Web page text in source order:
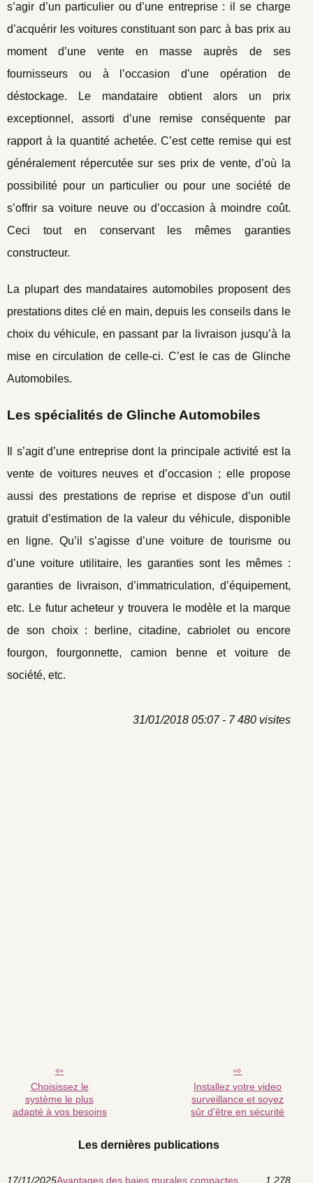
s’agir d’un particulier ou d’une entreprise : il se charge
d’acquérir les voitures constituant son parc à bas prix au
moment d’une vente en masse auprès de ses
fournisseurs ou à l’occasion d’une opération de
déstockage. Le mandataire obtient alors un prix
exceptionnel, assorti d’une remise conséquente par
rapport à la quantité achetée. C’est cette remise qui est
généralement répercutée sur ses prix de vente, d’où la
possibilité pour un particulier ou pour une société de
s’offrir sa voiture neuve ou d’occasion à moindre coût.
Ceci tout en conservant les mêmes garanties
constructeur.
La plupart des mandataires automobiles proposent des
prestations dites clé en main, depuis les conseils dans le
choix du véhicule, en passant par la livraison jusqu’à la
mise en circulation de celle-ci. C’est le cas de Glinche
Automobiles.
Les spécialités de Glinche Automobiles
Il s’agit d’une entreprise dont la principale activité est la
vente de voitures neuves et d’occasion ; elle propose
aussi des prestations de reprise et dispose d’un outil
gratuit d’estimation de la valeur du véhicule, disponible
en ligne. Qu’il s’agisse d’une voiture de tourisme ou
d’une voiture utilitaire, les garanties sont les mêmes :
garanties de livraison, d’immatriculation, d’équipement,
etc. Le futur acheteur y trouvera le modèle et la marque
de son choix : berline, citadine, cabriolet ou encore
fourgon, fourgonnette, camion benne et voiture de
société, etc.
31/01/2018 05:07 - 7 480 visites
Choisissez le
système le plus
adapté à vos besoins
Installez votre video
surveillance et soyez
sûr d'être en sécurité
Les dernières publications
17/11/2025Avantages des baies murales compactes 1 278